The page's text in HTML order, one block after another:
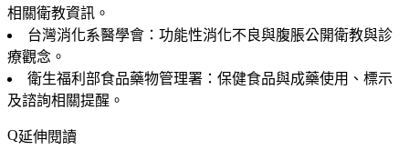
相關衛教資訊。
台灣消化系醫學會：功能性消化不良與腹脹公開衛教與診
療觀念。
衛生福利部食品藥物管理署：保健食品與成藥使用、標示
及諮詢相關提醒。
延伸閱讀